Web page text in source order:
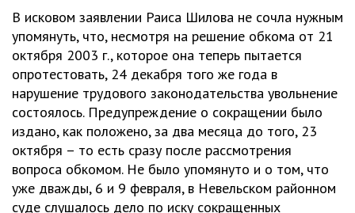
В исковом заявлении Раиса Шилова не сочла нужным
упомянуть, что, несмотря на решение обкома от 21
октября 2003 г., которое она теперь пытается
опротестовать, 24 декабря того же года в
нарушение трудового законодательства увольнение
состоялось. Предупреждение о сокращении было
издано, как положено, за два месяца до того, 23
октября – то есть сразу после рассмотрения
вопроса обкомом. Не было упомянуто и о том, что
уже дважды, 6 и 9 февраля, в Невельском районном
суде слушалось дело по иску сокращенных